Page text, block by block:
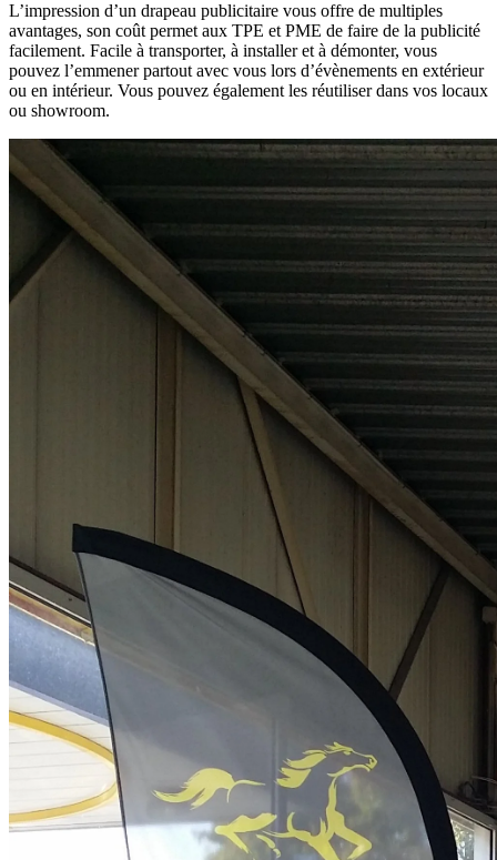
L’impression d’un drapeau publicitaire vous offre de multiples
avantages, son coût permet aux TPE et PME de faire de la publicité
facilement. Facile à transporter, à installer et à démonter, vous
pouvez l’emmener partout avec vous lors d’évènements en extérieur
ou en intérieur. Vous pouvez également les réutiliser dans vos locaux
ou showroom.